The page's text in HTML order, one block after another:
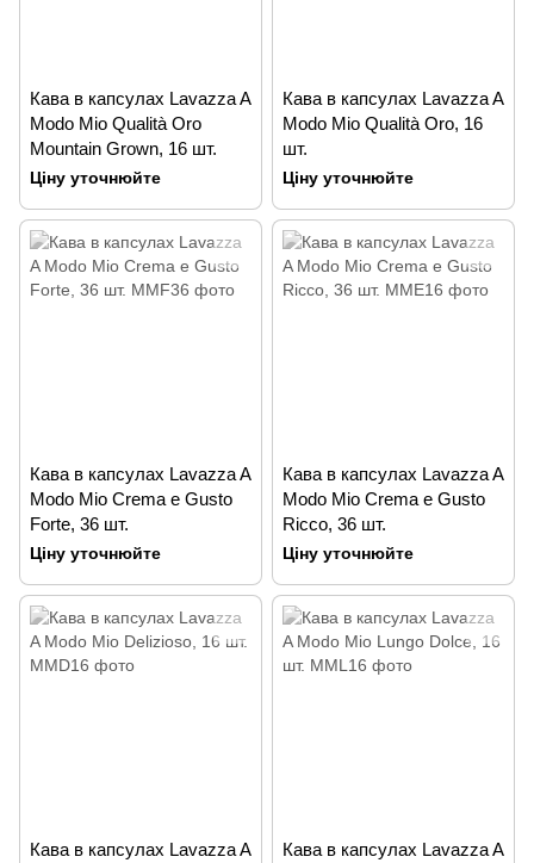
Кава в капсулах Lavazza A
Modo Mio Qualità Oro
Mountain Grown, 16 шт.
Ціну уточнюйте
Кава в капсулах Lavazza A
Modo Mio Qualità Oro, 16
шт.
Ціну уточнюйте
Кава в капсулах Lavazza A
Modo Mio Crema e Gusto
Forte, 36 шт.
Ціну уточнюйте
Кава в капсулах Lavazza A
Modo Mio Crema e Gusto
Ricco, 36 шт.
Ціну уточнюйте
Кава в капсулах Lavazza A
Кава в капсулах Lavazza A